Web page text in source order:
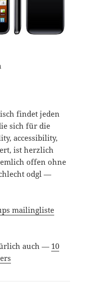
findet jeden
sich für die
accessibility,
ist herzlich
offen ohne
odgl —
mailingliste
auch — 10